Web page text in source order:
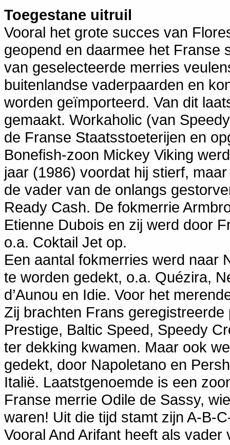
Toegestane uitruil
Vooral het grote succes van
geopend en daarmee het Franse
van geselecteerde merries
buitenlandse vaderpaarden en
worden geïmporteerd. Van dit
gemaakt. Workaholic (van
de Franse Staatsstoeterijen en
Bonefish-zoon Mickey Viking
jaar (1986) voordat hij stierf,
de vader van de onlangs
Ready Cash. De fokmerrie
Etienne Dubois en zij werd door
o.a. Coktail Jet op.
Een aantal fokmerries werd naar
te worden gedekt, o.a. Quézira,
d’Aunou en Idie. Voor het
Zij brachten Frans
Prestige, Baltic Speed, Speedy
ter dekking kwamen. Maar ook
gedekt, door Napoletano en
Italië. Laatstgenoemde is een
Franse merrie Odile de Sassy,
waren! Uit die tijd stamt zijn A-B-
Vooral And Arifant heeft als